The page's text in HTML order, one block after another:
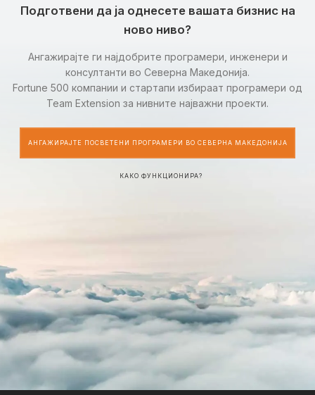
Подготвени да ја однесете вашата бизнис на
ново ниво?
Ангажирајте ги најдобрите програмери, инженери и
консултанти во Северна Македонија.
Fortune 500 компании и стартапи избираат програмери од
Team Extension за нивните најважни проекти.
АНГАЖИРАЈТЕ ПОСВЕТЕНИ ПРОГРАМЕРИ ВО СЕВЕРНА МАКЕДОНИЈА
КАКО ФУНКЦИОНИРА?